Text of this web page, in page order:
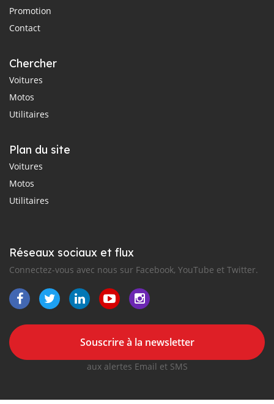
Promotion
Contact
Chercher
Voitures
Motos
Utilitaires
Plan du site
Voitures
Motos
Utilitaires
Réseaux sociaux et flux
Connectez-vous avec nous sur Facebook, YouTube et Twitter.
Souscrire à la newsletter
aux alertes Email et SMS